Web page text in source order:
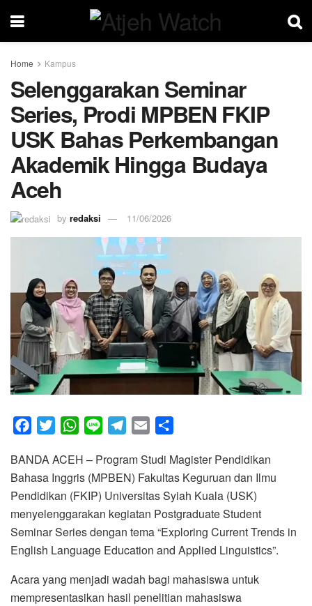
Home Kampus
Selenggarakan Seminar
Series, Prodi MPBEN FKIP
USK Bahas Perkembangan
Akademik Hingga Budaya
Aceh
by redaksi 11/06/2026
c
e
b
o
o
k
i
t
t
e
r
W
a
t
s
A
p
p
n
e
l
e
g
r
a
m
a
i
l
a
r
e
BANDA ACEH – Program Studi Magister Pendidikan
Bahasa Inggris (MPBEN) Fakultas Keguruan dan Ilmu
Pendidikan (FKIP) Universitas Syiah Kuala (USK)
menyelenggarakan kegiatan Postgraduate Student
Seminar Series dengan tema “Exploring Current Trends in
English Language Education and Applied Linguistics”.
Acara yang menjadi wadah bagi mahasiswa untuk
mempresentasikan hasil penelitian mahasiswa